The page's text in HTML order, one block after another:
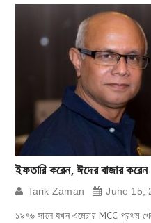
ইফতারি করেন, ঈদের বাজার করেন
Tarik Zaman June 15,
১৯৭৬ সালে যখন এমেচার MCC প্রথম